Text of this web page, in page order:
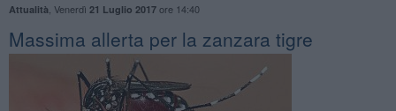
Attualità Venerdì 21 Luglio 2017ore 14:40
Massima allerta per la zanzara tigre